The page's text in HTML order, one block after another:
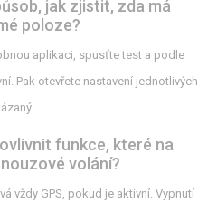
jak zjistit, zda má
poloze?
aplikaci, spusťte test a podle
Pak otevřete nastavení jednotlivých
funkce, které na
volání?
vždy GPS, pokud je aktivní. Vypnutí